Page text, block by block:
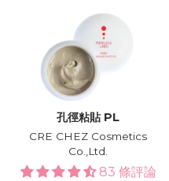
孔徑粘貼 PL
CRE CHEZ Cosmetics
Co.,Ltd.
83 條評論